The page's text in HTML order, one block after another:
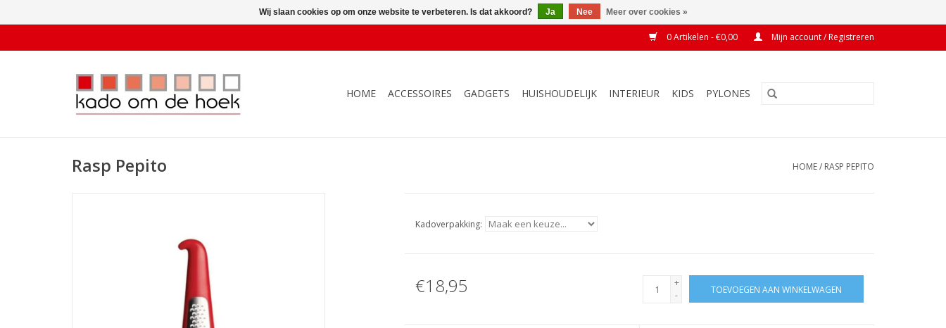
0 Artikelen - €0,00 Mijn account / Registreren
HOME ACCESSOIRES GADGETS HUISHOUDELIJK INTERIEUR KIDS PYLONES
Rasp Pepito HOME/ RASP PEPITO
Kadoverpakking:
€18,95
+
-
TOEVOEGEN AAN WINKELWAGEN
Wij slaan cookies op om onze website te verbeteren. Is dat akkoord? Ja Nee Meer over cookies »